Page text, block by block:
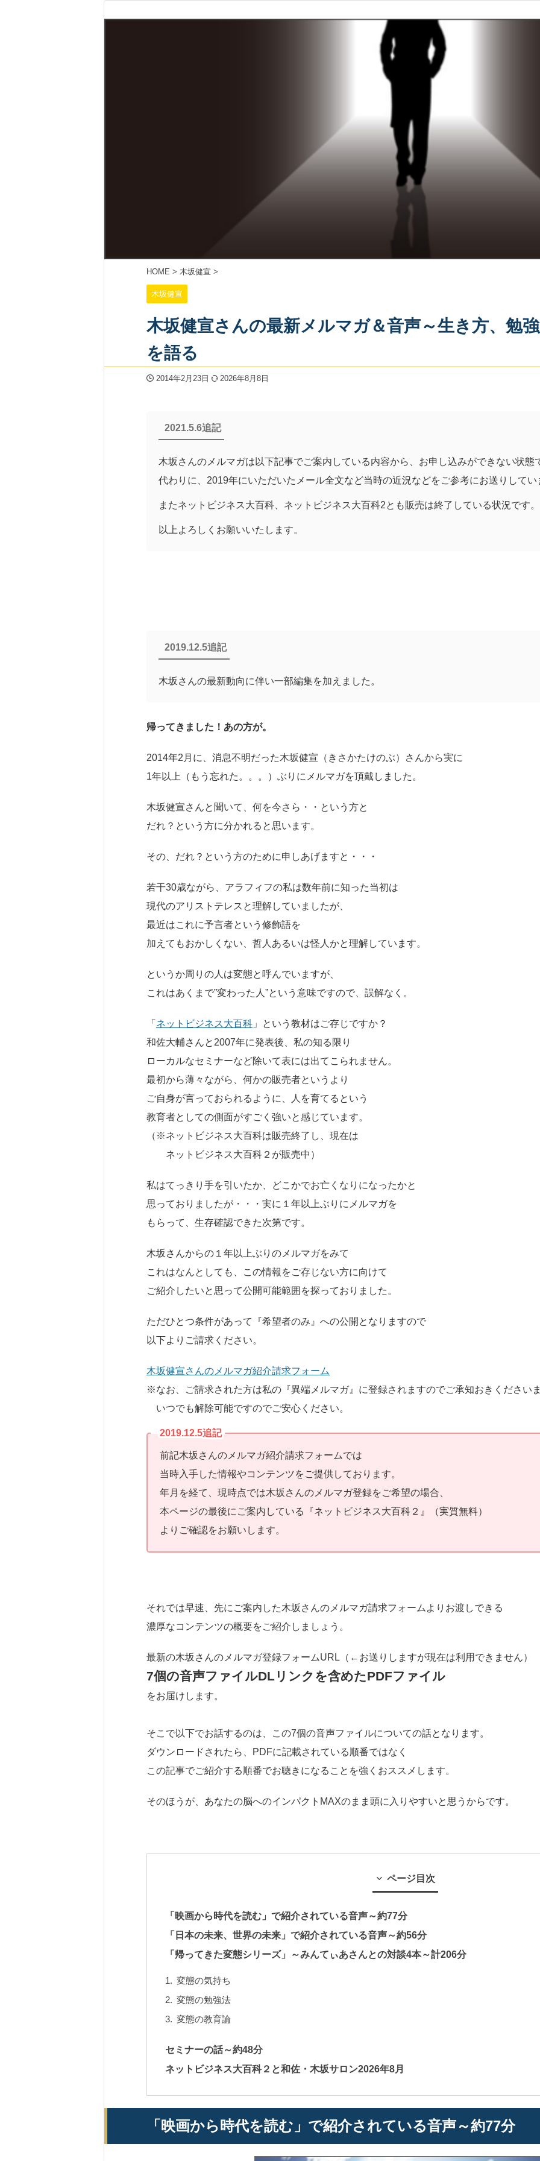
HOME > 木坂健宣 >
木坂健宣
木坂健宣さんの最新メルマガ＆音声～生き方、勉
を語る
2014年2月23日 2026年8月8日
2021.5.6追記
木坂さんのメルマガは以下記事でご案内している内容から、お申し込みができない状態
代わりに、2019年にいただいたメール全文など当時の近況などをご参考にお送りしてい
またネットビジネス大百科、ネットビジネス大百科2とも販売は終了している状況です。
以上よろしくお願いいたします。
2019.12.5追記
木坂さんの最新動向に伴い一部編集を加えました。
帰ってきました！あの方が。
2014年2月に、消息不明だった木坂健宣 （きさかたけのぶ）さんから実に
1年以上（もう忘れた。。。）ぶりにメルマガを頂戴しました。
木坂健宣さんと聞いて、何を今さら・・という方と
だれ？という方に分かれると思います。
その、だれ？という方のために申しあげますと・・・
若干30歳ながら、アラフィフの私は数年前に知った当初は
現代のアリストテレス と理解していましたが、
最近はこれに予言者という修飾語を
加えてもおかしくない、哲人あるいは怪人かと理解しています。
というか周りの人は変態と呼んでいますが、
これはあくまで”変わった人”という意味ですので、誤解なく。
「 ネットビジネス大百科 」という教材はご存じですか？
和佐大輔さんと2007年に発表後、私の知る限り
ローカルなセミナーなど除いて表には出てこられません。
最初から薄々ながら、何かの販売者というより
ご自身が言っておられるように、人を育てるという
教育者としての側面がすごく強いと感じています。
（※ネットビジネス大百科は販売終了し、現在は
ネットビジネス大百科２が販売中）
私はてっきり手を引いたか、どこかでお亡くなりになったかと
思っておりましたが・・・実に１年以上ぶりにメルマガを
もらって、生存確認できた次第です。
木坂さんからの１年以上ぶりのメルマガをみて
これはなんとしても、この情報をご存じない方に向けて
ご紹介したいと思って公開可能範囲を探っておりました。
ただひとつ条件があって『希望者のみ 』への公開となりますので
以下よりご請求ください。
木坂健宣さんのメルマガ紹介請求フォーム
※なお、ご請求された方は私の『異端メルマガ』に登録されますのでご承知おきください
いつでも解除可能ですのでご安心ください。
2019.12.5追記
前記木坂さんのメルマガ紹介請求フォームでは
当時入手した情報やコンテンツをご提供しております。
年月を経て、現時点では木坂さんのメルマガ登録をご希望の場合、
本ページの最後にご案内している『ネットビジネス大百科２』（実質無料）
よりご確認をお願いします。
それでは早速、先にご案内した木坂さんのメルマガ請求フォームよりお渡しできる
濃厚なコンテンツの概要をご紹介しましょう。
最新の木坂さんのメルマガ登録フォームURL（←お送りしますが現在は利用できません）
7個の音声ファイルDLリンクを含めたPDFファイル
をお届けします。
そこで以下でお話するのは、この7個の音声ファイルについての話となります。
ダウンロードされたら、PDFに記載されている順番ではなく
この記事でご紹介する順番でお聴きになることを強くおススメします。
そのほうが、あなたの脳へのインパクトMAXのまま頭に入りやすいと思うからです。
ページ目次
「映画から時代を読む」で紹介されている音声～約77分
「日本の未来、世界の未来」で紹介されている音声～約56分
「帰ってきた変態シリーズ」～みんてぃあさんとの対談4本～計206分
変態の気持ち
変態の勉強法
変態の教育論
セミナーの話～約48分
ネットビジネス大百科２と和佐・木坂サロン2026年8月
「映画から時代を読む」で紹介されている音声～約77分